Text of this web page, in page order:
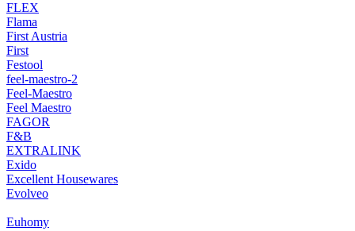
FLEX
Flama
First Austria
First
Festool
feel-maestro-2
Feel-Maestro
Feel Maestro
FAGOR
F&B
EXTRALINK
Exido
Excellent Housewares
Evolveo
Euhomy